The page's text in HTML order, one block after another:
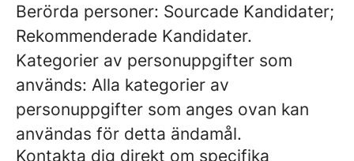
Berörda personer: Sourcade Kandidater;
Rekommenderade Kandidater.
Kategorier av personuppgifter som
används: Alla kategorier av
personuppgifter som anges ovan kan
användas för detta ändamål.
Kontakta dig direkt om specifika